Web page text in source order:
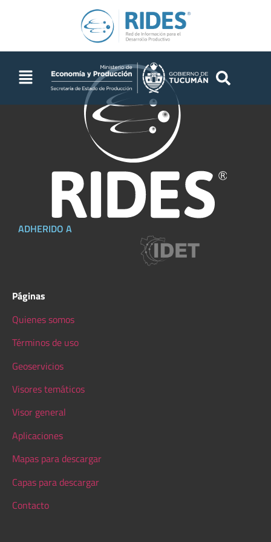
ADHERIDO A
Páginas
Quienes somos
Términos de uso
Geoservicios
Visores temáticos
Visor general
Aplicaciones
Mapas para descargar
Capas para descargar
Contacto